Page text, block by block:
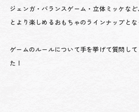
ジェンガ・バランスゲーム・立体ミッケな
とより楽しめるおもちゃのラインナップと
ゲームのルールについて手を挙げて質問し
た！